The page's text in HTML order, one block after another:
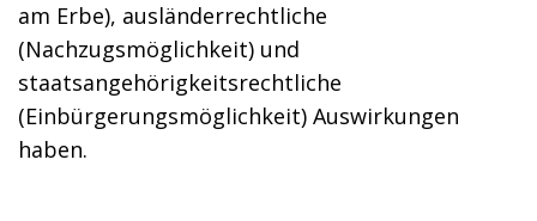
am Erbe), ausländerrechtliche
(Nachzugsmöglichkeit) und
staatsangehörigkeitsrechtliche
(Einbürgerungsmöglichkeit) Auswirkungen
haben.